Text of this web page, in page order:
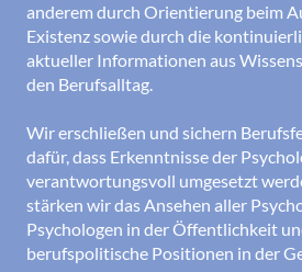
anderem durch Orientierung beim
Existenz sowie durch die
aktueller Informationen aus
den Berufsalltag.
Wir erschließen und sichern
dafür, dass Erkenntnisse der
verantwortungsvoll umgesetzt
stärken wir das Ansehen aller
Psychologen in der Öffentlichkeit
berufspolitische Positionen in der